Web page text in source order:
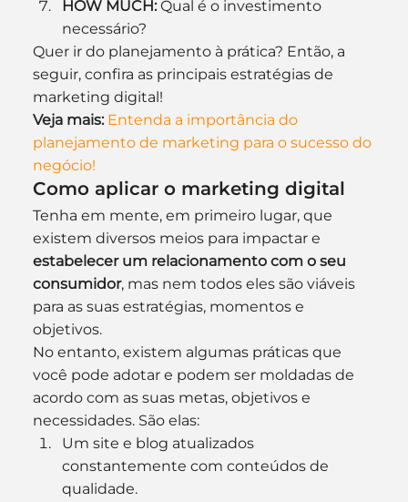
HOW MUCH: Qual é o investimento
necessário?
Quer ir do planejamento à prática? Então, a
seguir, confira as principais estratégias de
marketing digital!
Veja mais: Entenda a importância do
planejamento de marketing para o sucesso do
negócio!
Como aplicar o marketing digital
Tenha em mente, em primeiro lugar, que
existem diversos meios para impactar e
estabelecer um relacionamento com o seu
consumidor, mas nem todos eles são viáveis
para as suas estratégias, momentos e
objetivos.
No entanto, existem algumas práticas que
você pode adotar e podem ser moldadas de
acordo com as suas metas, objetivos e
necessidades. São elas:
Um site e blog atualizados
constantemente com conteúdos de
qualidade.